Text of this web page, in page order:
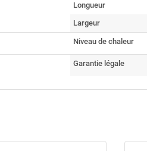
Longueur
Largeur
Niveau de chaleur
Garantie légale